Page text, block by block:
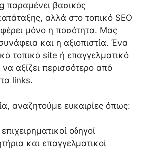
παραμένει βασικός
αλλά στο τοπικό SEO
μόνο η ποσότητα. Μας
και η αξιοπιστία. Ένα
τοπικό site ή επαγγελματικό
αξίζει περισσότερο από
links.
αναζητούμε ευκαιρίες όπως:
οδηγοί
και επαγγελματικοί